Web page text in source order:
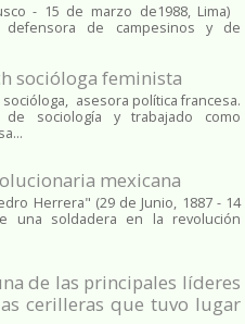
- 15 de marzo de1988, Lima)
defensora de campesinos y de
socióloga feminista
asesora política francesa.
de sociología y trabajado como
mexicana
Herrera" (29 de Junio, 1887 - 14
una soldadera en la revolución
de las principales líderes
cerilleras que tuvo lugar